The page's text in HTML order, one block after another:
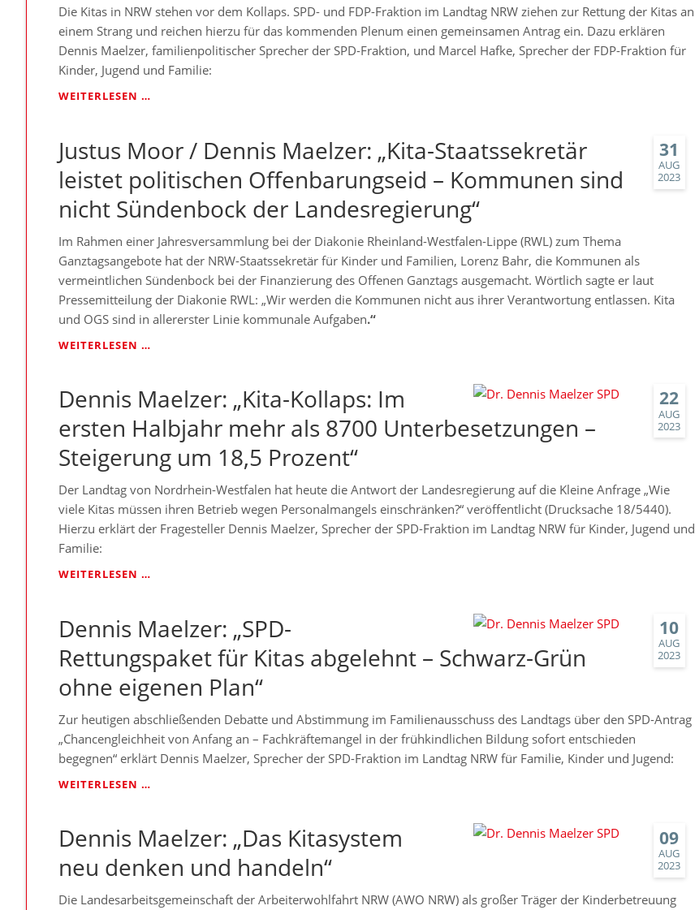
Die Kitas in NRW stehen vor dem Kollaps. SPD- und FDP-Fraktion im Landtag NRW ziehen zur Rettung der Kitas an
einem Strang und reichen hierzu für das kommenden Plenum einen gemeinsamen Antrag ein. Dazu erklären
Dennis Maelzer, familienpolitischer Sprecher der SPD-Fraktion, und Marcel Hafke, Sprecher der FDP-Fraktion für
Kinder, Jugend und Familie:
WEITERLESEN …
MARCEL
HAFKE:
„GEMEINSAME
SACHE
FÜR
RETTUNG
UNSERER
KITAS“
31
AUG
2023
Justus Moor / Dennis Maelzer: „Kita-Staatssekretär
leistet politischen Offenbarungseid – Kommunen sind
nicht Sündenbock der Landesregierung“
Im Rahmen einer Jahresversammlung bei der Diakonie Rheinland-Westfalen-Lippe (RWL) zum Thema
Ganztagsangebote hat der NRW-Staatssekretär für Kinder und Familien, Lorenz Bahr, die Kommunen als
vermeintlichen Sündenbock bei der Finanzierung des Offenen Ganztags ausgemacht. Wörtlich sagte er laut
Pressemitteilung der Diakonie RWL: „Wir werden die Kommunen nicht aus ihrer Verantwortung entlassen. Kita
und OGS sind in allererster Linie kommunale Aufgaben.“
WEITERLESEN …
DENNIS
MAELZER:
„KITA-
STAATSSEKRETÄR
LEISTET
POLITISCHEN
OFFENBARUNGSEID
–
KOMMUNEN
SIND
22
AUG
2023
Dennis Maelzer: „Kita-Kollaps: Im
ersten Halbjahr mehr als 8700 Unterbesetzungen –
Steigerung um 18,5 Prozent“
Der Landtag von Nordrhein-Westfalen hat heute die Antwort der Landesregierung auf die Kleine Anfrage „Wie
viele Kitas müssen ihren Betrieb wegen Personalmangels einschränken?“ veröffentlicht (Drucksache 18/5440).
Hierzu erklärt der Fragesteller Dennis Maelzer, Sprecher der SPD-Fraktion im Landtag NRW für Kinder, Jugend und
Familie:
WEITERLESEN …
KOLLAPS:
IM
ERSTEN
HALBJAHR
MEHR
8700
UNTERBESETZUNGEN
–
STEIGERUNG
10
AUG
2023
Dennis Maelzer: „SPD-
Rettungspaket für Kitas abgelehnt – Schwarz-Grün
ohne eigenen Plan“
Zur heutigen abschließenden Debatte und Abstimmung im Familienausschuss des Landtags über den SPD-Antrag
„Chancengleichheit von Anfang an – Fachkräftemangel in der frühkindlichen Bildung sofort entschieden
begegnen“ erklärt Dennis Maelzer, Sprecher der SPD-Fraktion im Landtag NRW für Familie, Kinder und Jugend:
WEITERLESEN …
RETTUNGSPAKET
FÜR
KITAS
ABGELEHNT
–
09
AUG
2023
Dennis Maelzer: „Das Kitasystem
neu denken und handeln“
Die Landesarbeitsgemeinschaft der Arbeiterwohlfahrt NRW (AWO NRW) als großer Träger der Kinderbetreuung